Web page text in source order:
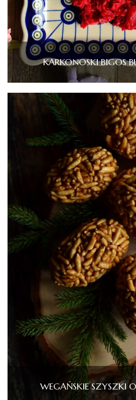
KARKONOSKI BIGOS
WEGAŃSKIE SZYSZKI